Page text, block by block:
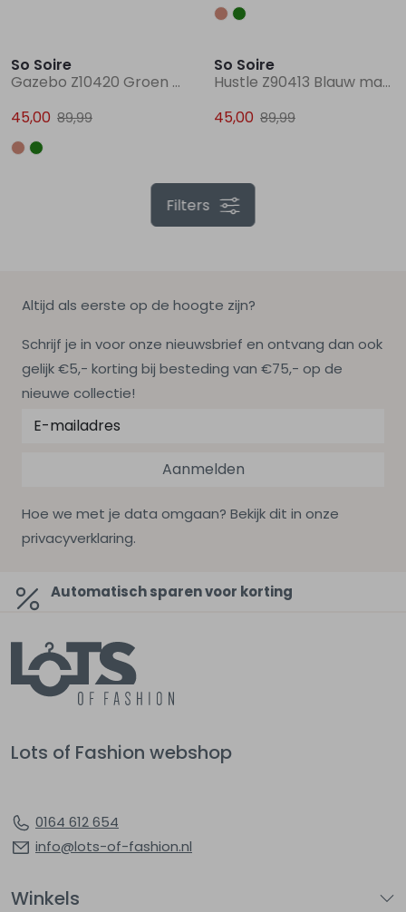
So Soire
Gazebo Z10420 Groen mos
45,00 89,99
So Soire
Hustle Z90413 Blauw marine
45,00 89,99
Filters
Altijd als eerste op de hoogte zijn?
Schrijf je in voor onze nieuwsbrief en ontvang dan ook
gelijk €5,- korting bij besteding van €75,- op de
nieuwe collectie!
Aanmelden
Hoe we met je data omgaan? Bekijk dit in onze
privacyverklaring.
Automatisch sparen voor korting
Lots of Fashion webshop
0164 612 654
info@lots-of-fashion.nl
Winkels